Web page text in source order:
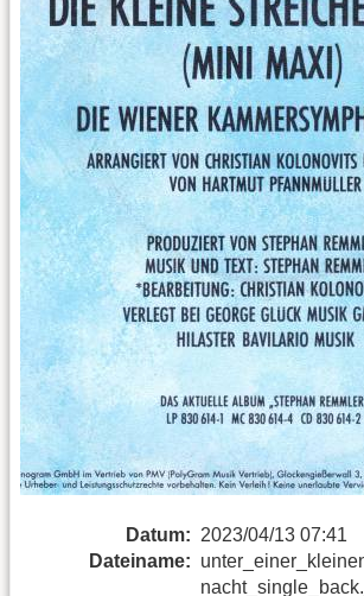
Datum: 2023/04/13 07:41
Dateiname: